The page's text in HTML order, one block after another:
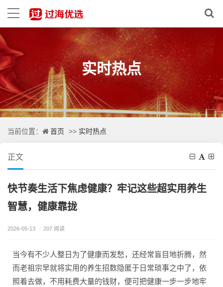
实时热点
当前位置： 首页 >> 实时热点
正文
快节奏生活下焦虑健康？牢记这些超实用养生
智慧，健康靠拢
2026-05-13 / 207 阅读
当今有不少人整日为了健康而发愁，还经常盲目地折腾，然
而老祖宗早就将实用的养生招数隐匿于日常琐事之中了，依
照着去做，不用耗费大量的钱财，便可把健康一步一步地牢